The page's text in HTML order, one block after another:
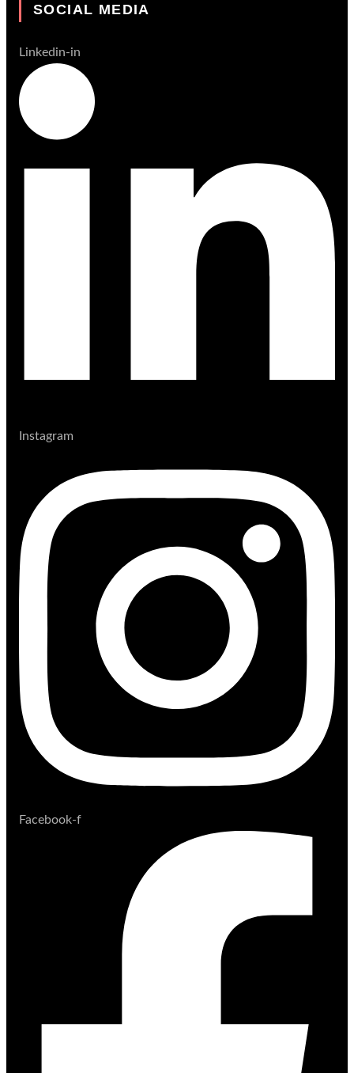
SOCIAL MEDIA
Linkedin-in
Instagram
Facebook-f